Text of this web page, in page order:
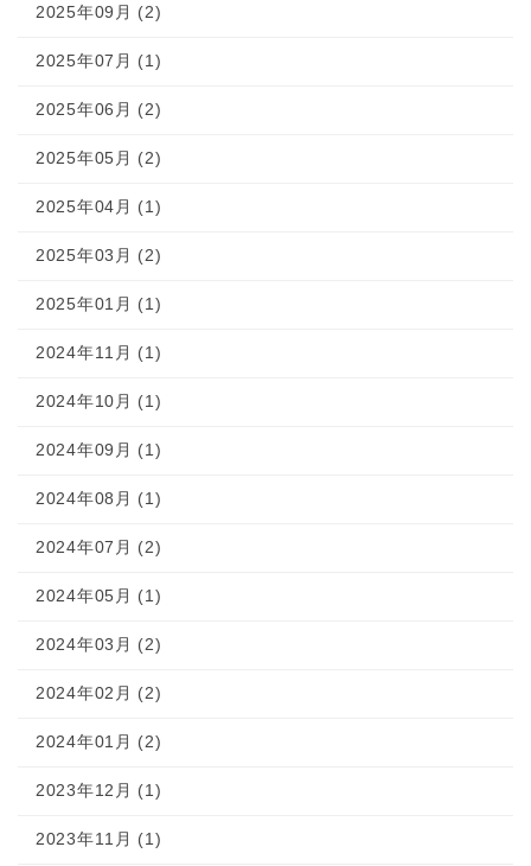
2025年09月 (2)
2025年07月 (1)
2025年06月 (2)
2025年05月 (2)
2025年04月 (1)
2025年03月 (2)
2025年01月 (1)
2024年11月 (1)
2024年10月 (1)
2024年09月 (1)
2024年08月 (1)
2024年07月 (2)
2024年05月 (1)
2024年03月 (2)
2024年02月 (2)
2024年01月 (2)
2023年12月 (1)
2023年11月 (1)